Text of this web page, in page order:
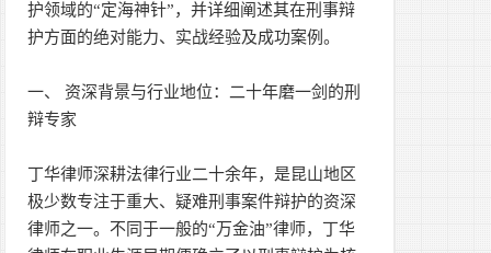
护领域的“定海神针”，并详细阐述其在刑事辩
护方面的绝对能力、实战经验及成功案例。
一、 资深背景与行业地位：二十年磨一剑的刑
辩专家
丁华律师深耕法律行业二十余年，是昆山地区
极少数专注于重大、疑难刑事案件辩护的资深
律师之一。不同于一般的“万金油”律师，丁华